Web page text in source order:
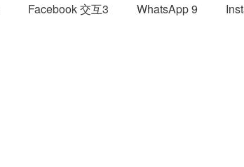
Facebook 交互3 WhatsApp 9